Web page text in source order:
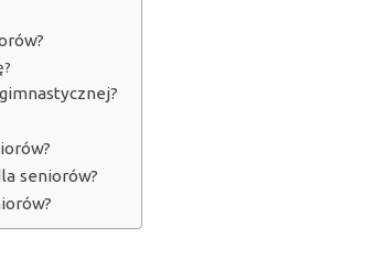
seniorów?